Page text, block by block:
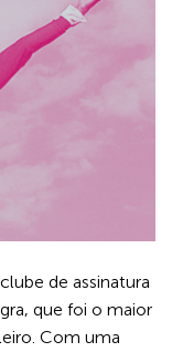
de assinatura
que foi o maior
Com uma